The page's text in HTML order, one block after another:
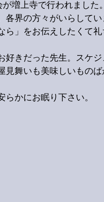
増上寺で行われました。
界の方々がいらして
」をお伝えしたくて
きだった先生。スケ
見舞いも美味しいものば
かにお眠り下さい。